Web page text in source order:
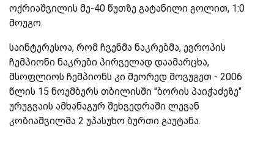
ოქრიაშვილის მე-40 წუთზე გატანილი გოლით, 1:0
მოუგო.
საინტერესოა, რომ ჩვენმა ნაკრებმა, ევროპის
ჩემპიონი ნაკრები პირველად დაამარცხა,
მსოფლიოს ჩემპიონს კი მეორედ მოვუგეთ - 2006
წლის 15 ნოემბერს თბილისში "ბორის პაიჭაძეზე"
ურუგვაის ამხანაგურ შეხვედრაში ლევან
კობიაშვილმა 2 უპასუხო ბურთი გაუტანა.